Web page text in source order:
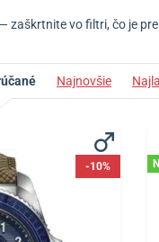
— zaškrtnite vo filtri, čo je
Najnovšie
-10%